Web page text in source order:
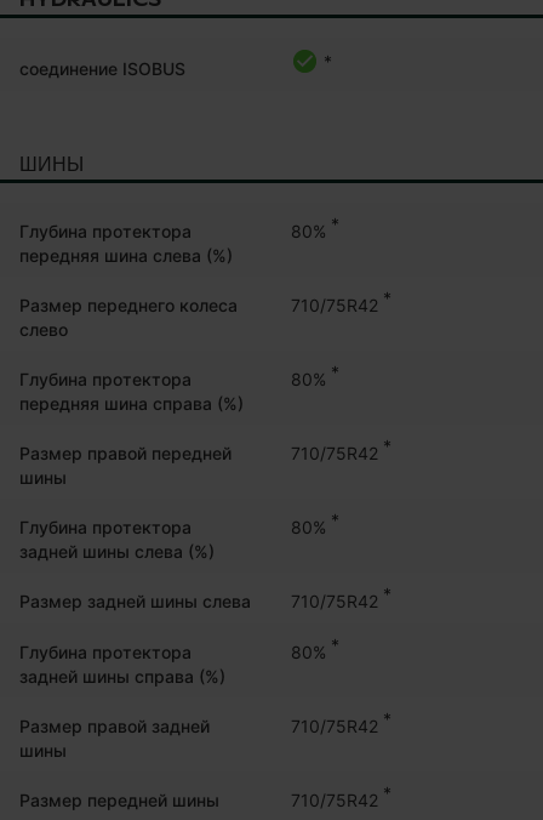
соединение ISOBUS *
ШИНЫ
Глубина протектора
передняя шина слева (%)
80% *
Размер переднего колеса
слево
710/75R42 *
Глубина протектора
передняя шина справа (%)
80% *
Размер правой передней
шины
710/75R42 *
Глубина протектора
задней шины слева (%)
80% *
Размер задней шины слева 710/75R42 *
Глубина протектора
задней шины справа (%)
80% *
Размер правой задней
шины
710/75R42 *
Размер передней шины 710/75R42 *